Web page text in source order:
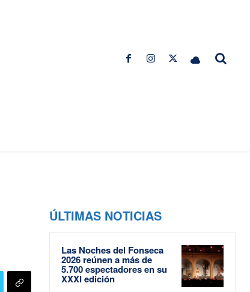
ÚLTIMAS NOTICIAS
Las Noches del Fonseca
2026 reúnen a más de
5.700 espectadores en su
XXXI edición